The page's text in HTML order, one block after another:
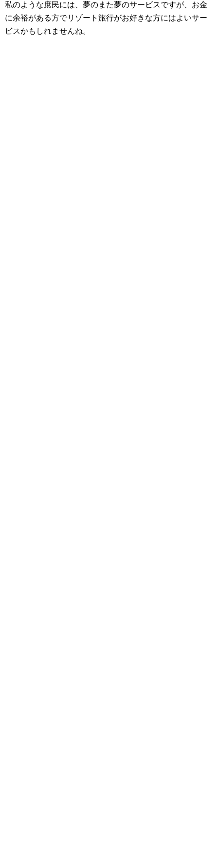
私のような庶民には、夢のまた夢のサービスですが、お金
に余裕がある方でリゾート旅行がお好きな方にはよいサー
ビスかもしれませんね。